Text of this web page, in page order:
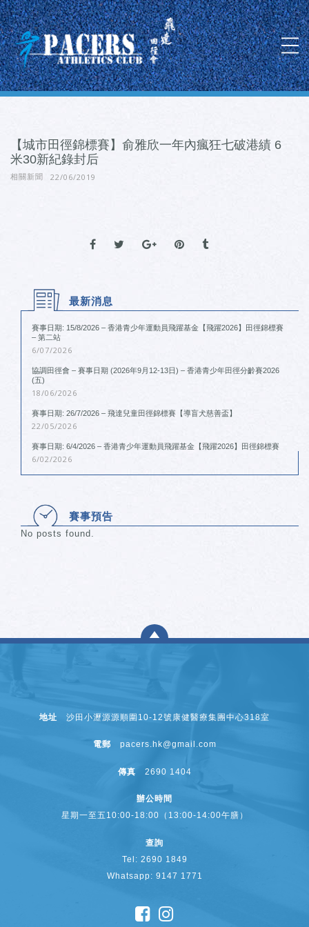
【城市田徑錦標賽】俞雅欣一年內瘋狂七破港績 6
米30新紀錄封后
相關新聞 22/06/2019
最新消息
賽事日期: 15/8/2026 – 香港青少年運動員飛躍基金【飛躍2026】田徑錦標賽
– 第二站
6/07/2026
協調田徑會 – 賽事日期 (2026年9月12-13日) – 香港青少年田徑分齡賽2026
(五)
18/06/2026
賽事日期: 26/7/2026 – 飛達兒童田徑錦標賽【導盲犬慈善盃】
22/05/2026
賽事日期: 6/4/2026 – 香港青少年運動員飛躍基金【飛躍2026】田徑錦標賽
6/02/2026
賽事預告
No posts found.
地址 沙田小瀝源源順圍10-12號康健醫療集團中心318室
電郵 pacers.hk@gmail.com
傳真 2690 1404
辦公時間
星期一至五10:00-18:00（13:00-14:00午膳）
查詢
Tel: 2690 1849
Whatsapp: 9147 1771